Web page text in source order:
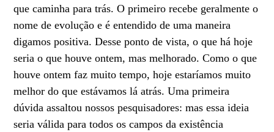
que caminha para trás. O primeiro recebe geralmente o
nome de evolução e é entendido de uma maneira
digamos positiva. Desse ponto de vista, o que há hoje
seria o que houve ontem, mas melhorado. Como o que
houve ontem faz muito tempo, hoje estaríamos muito
melhor do que estávamos lá atrás. Uma primeira
dúvida assaltou nossos pesquisadores: mas essa ideia
seria válida para todos os campos da existência